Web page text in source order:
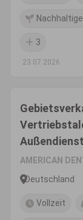
3
23.07.2026
(m/w/d)
AMERICAN
Deutschland
Vollzeit